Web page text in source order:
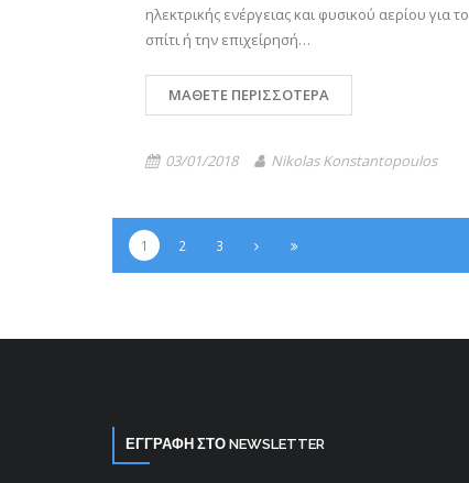
ηλεκτρικής ενέργειας και φυσικού αερίου για το
σπίτι ή την επιχείρησή…
ΜΆΘΕΤΕ ΠΕΡΙΣΣΌΤΕΡΑ
03/01/2018 Nikolas Konstantopoulos
1 2 3
ΕΓΓΡΑΦΗ ΣΤΟ NEWSLETTER